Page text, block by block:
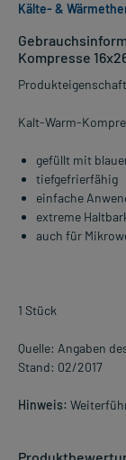
Kompresse
Kalt-Warm-
gefüllt mit
tiefgefrierfähig
einfache
extreme
auch für
1 Stück
Quelle: Angaben
Stand: 02/2017
Hinweis:
Kälte- &